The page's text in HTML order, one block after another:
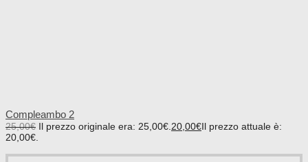
Compleambo 2
25,00€ Il prezzo originale era: 25,00€. 20,00€Il prezzo attuale è:
20,00€.